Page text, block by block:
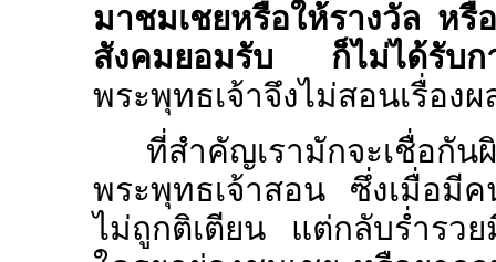
มาชมเชยหรือให้รางวัล ห
สังคมยอมรับ ก็ไม่ได้รับกา
พระพุทธเจ้าจึงไม่สอนเรื่อง
ที่สำคัญเรามักจะเชื่อกัน
พระพุทธเจ้าสอน ซึ่งเมื่อมี
ไม่ถูกติเตียน แต่กลับร่ำรว